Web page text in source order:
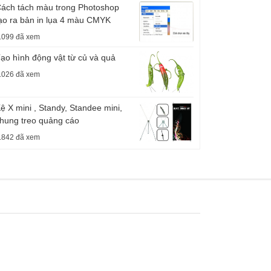
tách màu trong Photoshop
ra bản in lụa 4 màu CMYK
đã xem
hình động vật từ củ và quả
đã xem
X mini , Standy, Standee mini,
treo quảng cáo
đã xem